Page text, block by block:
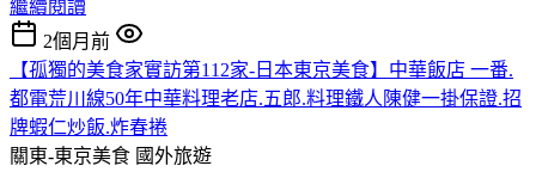
繼續閱讀
2個月前
【孤獨的美食家實訪第112家-日本東京美食】中華飯店 一番.
都電荒川線50年中華料理老店.五郎.料理鐵人陳健一掛保證.招
牌蝦仁炒飯.炸春捲
關東-東京美食 國外旅遊